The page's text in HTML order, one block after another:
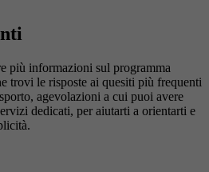
più informazioni sul programma
trovi le risposte ai quesiti più frequenti
agevolazioni a cui puoi avere
dedicati, per aiutarti a orientarti e